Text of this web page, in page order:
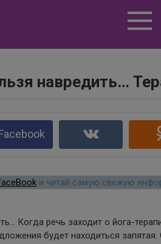
навредить…
и читай самую свежую
Когда речь заходит о йога-
будет находиться запятая.